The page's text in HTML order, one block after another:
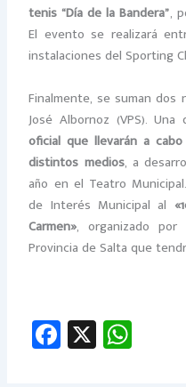
tenis “Día de la Bandera”,
El evento se realizará
instalaciones del Sporting
Finalmente, se suman dos
José Albornoz (VPS).
oficial que llevarán a
distintos medios, a
año en el Teatro
de Interés Municipal al
Carmen», organizado por
Provincia de Salta que
Fa
ce
X